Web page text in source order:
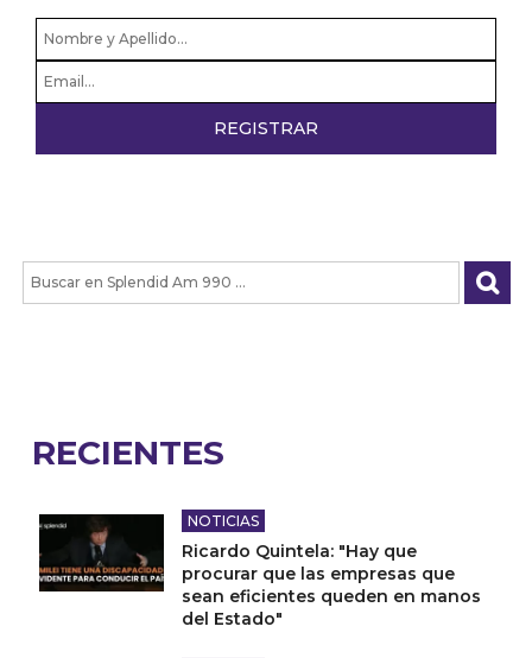
RECIENTES
NOTICIAS
Ricardo Quintela: "Hay que
procurar que las empresas que
sean eficientes queden en manos
del Estado"